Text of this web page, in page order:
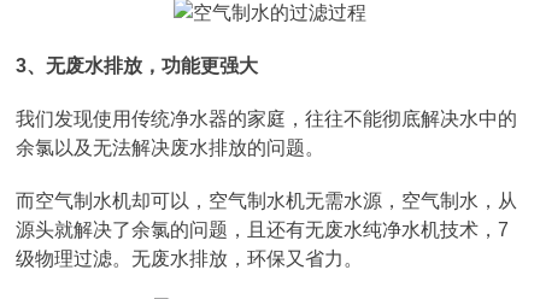
3、无废水排放，功能更强大
我们发现使用传统净水器的家庭，往往不能彻底解决水中的
余氯以及无法解决废水排放的问题。
而空气制水机却可以，空气制水机无需水源，空气制水，从
源头就解决了余氯的问题，且还有无废水纯净水机技术，7
级物理过滤。无废水排放，环保又省力。